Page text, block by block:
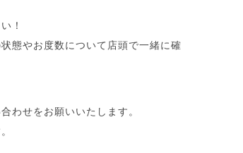
！
態やお度数について店頭で一緒に確
わせをお願いいたします。